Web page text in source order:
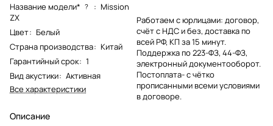
Название модели* ? : Mission
ZX
Цвет: Белый
Страна производства: Китай
Гарантийный срок: 1
Вид акустики: Активная
Все характеристики
Описание
Работаем с юрлицами: договор,
счёт с НДС и без, доставка по
всей РФ, КП за 15 минут.
Поддержка по 223-ФЗ, 44-ФЗ,
электронный документооборот.
Постоплата- с чётко
прописанными всеми условиями
в договоре.